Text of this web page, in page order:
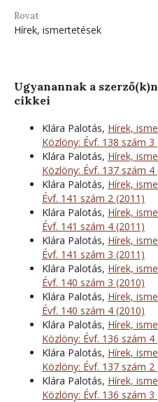
Rovat
Hírek, ismertetések
Ugyanannak a
cikkei
Klára Palotás, Hírek,
Közlöny: Évf. 138 szám 3
Klára Palotás, Hírek,
Közlöny: Évf. 137 szám 4
Klára Palotás, Hírek,
Évf. 141 szám 2 (2011)
Klára Palotás, Hírek,
Évf. 141 szám 4 (2011)
Klára Palotás, Hírek,
Évf. 141 szám 3 (2011)
Klára Palotás, Hírek,
Évf. 140 szám 3 (2010)
Klára Palotás, Hírek,
Évf. 140 szám 4 (2010)
Klára Palotás, Hírek,
Közlöny: Évf. 136 szám 4
Klára Palotás, Hírek,
Közlöny: Évf. 137 szám 2
Klára Palotás, Hírek,
Közlöny: Évf. 136 szám 3